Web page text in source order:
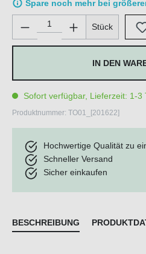
Spare noch mehr bei
Produkt Anzahl: Gib den
Stück
IN DEN
Sofort verfügbar, Lieferzeit: 1-3
Produktnummer: TO01_[201622]
Hochwertige Qualität zu
Schneller Versand
Sicher einkaufen
BESCHREIBUNG